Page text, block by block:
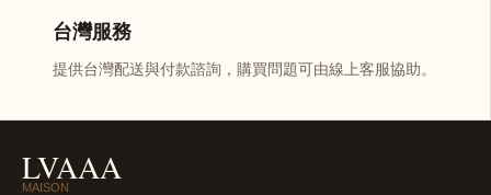
台灣服務
提供台灣配送與付款諮詢，購買問題可由線上客服協助。
LVAAA
MAISON